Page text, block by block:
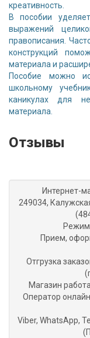
креативность.
В пособии
выражений
правописания.
конструкций
материала и
Пособие можно
школьному
каникулах для
материала.
Отзывы
Интернет-
249034,
Режим
Прием,
Отгрузка
Магазин
Оператор
Viber, WhatsApp,